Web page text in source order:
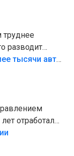
разводит
полно
В тольяттинский лес не пустили более тысячи автомобилей
отработали